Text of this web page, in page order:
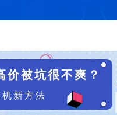
价被坑很不爽？
新方法